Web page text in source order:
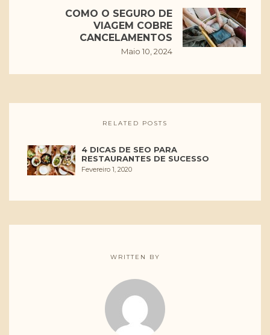
COMO O SEGURO DE
VIAGEM COBRE
CANCELAMENTOS
Maio 10, 2024
RELATED POSTS
4 DICAS DE SEO PARA
RESTAURANTES DE SUCESSO
Fevereiro 1, 2020
WRITTEN BY